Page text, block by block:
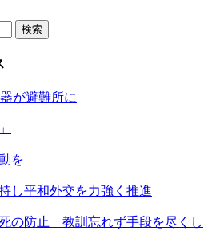
が避難所に
を
し平和外交を力強く推進
死の防止 教訓忘れず手段を尽くし